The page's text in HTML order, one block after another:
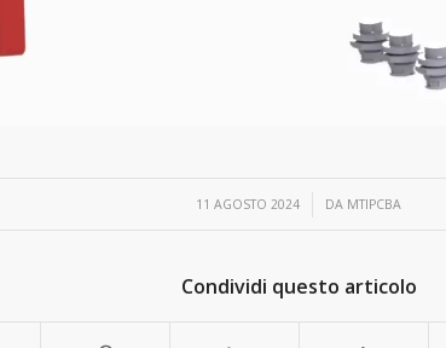
11 AGOSTO 2024
/ DA MTIPCBA
Condividi questo articolo